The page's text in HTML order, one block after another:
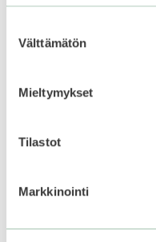
valinta
Välttämätön
Mieltymykset
Tilastot
Markkinointi
Spot Care Pad
0
532,90€
Lisää ostoskoriin